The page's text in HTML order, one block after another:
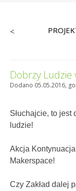
<
Dobrzy Ludzie
Dodano 05.05.2016,
Słuchajcie, to jest
ludzie!
Akcja
Makerspace!
Czy Zakład dalej